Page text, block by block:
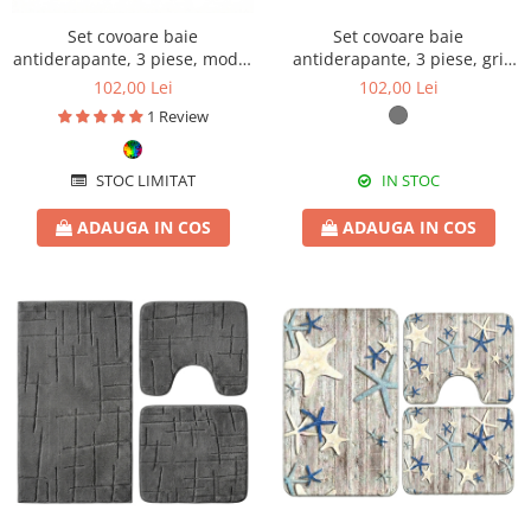
Set covoare baie
antiderapante, 3 piese, model
fluturi eleganți
102,00 Lei
1 Review
STOC LIMITAT
ADAUGA IN COS
Set covoare baie
antiderapante, 3 piese, gri
deschis, textură soft crestată
102,00 Lei
IN STOC
ADAUGA IN COS